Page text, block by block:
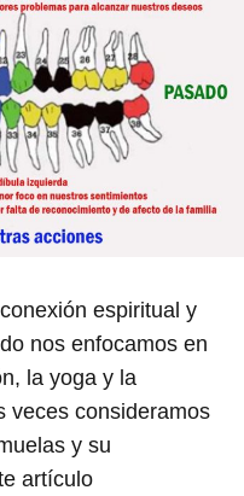
espiritual y
nos enfocamos en
la yoga y la
veces consideramos
y su
artículo